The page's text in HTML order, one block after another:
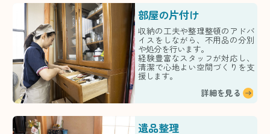
部屋の片付け
収納の工夫や整理整頓のアドバ
イスをしながら、不用品の分別
や処分を行います。
経験豊富なスタッフが対応し、
清潔で心地よい空間づくりを支
援します。
詳細を見る
遺品整理